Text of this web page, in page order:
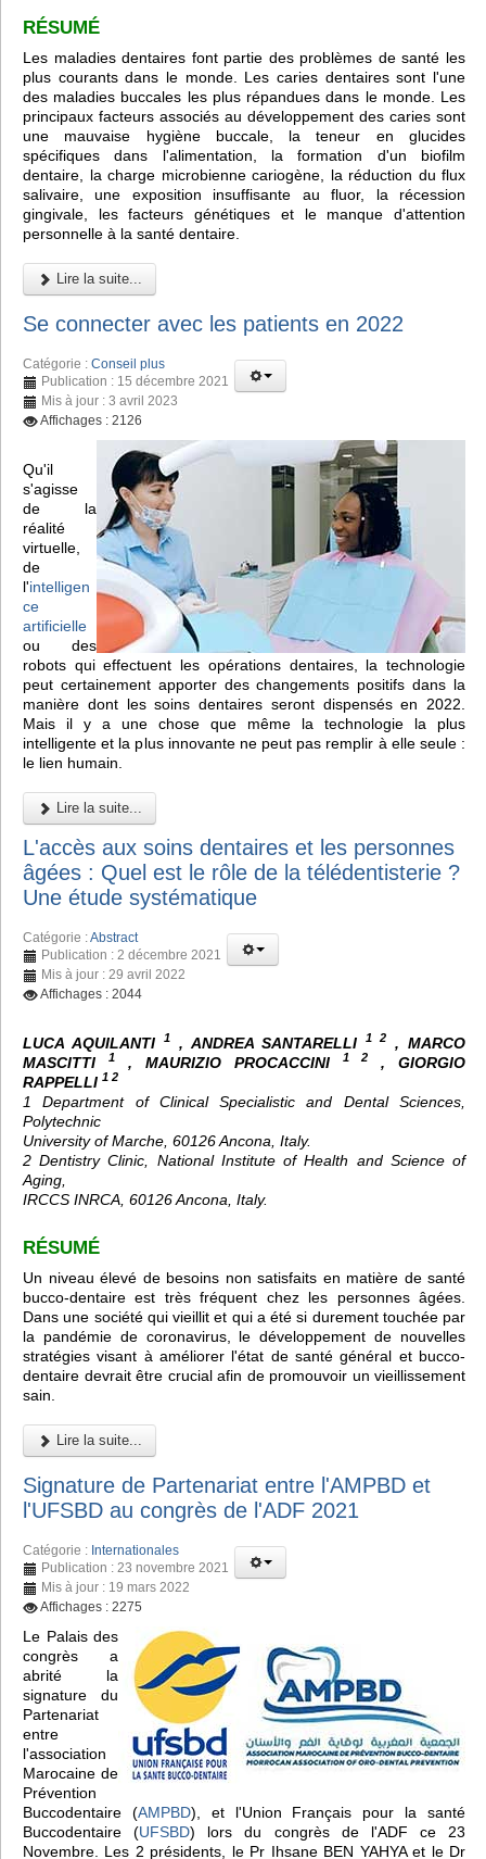
RÉSUMÉ
Les maladies dentaires font partie des problèmes de santé les
plus courants dans le monde. Les caries dentaires sont l'une
des maladies buccales les plus répandues dans le monde. Les
principaux facteurs associés au développement des caries sont
une mauvaise hygiène buccale, la teneur en glucides
spécifiques dans l'alimentation, la formation d'un biofilm
dentaire, la charge microbienne cariogène, la réduction du flux
salivaire, une exposition insuffisante au fluor, la récession
gingivale, les facteurs génétiques et le manque d'attention
personnelle à la santé dentaire.
Lire la suite...
Se connecter avec les patients en 2022
Catégorie : Conseil plus
Publication : 15 décembre 2021
Mis à jour : 3 avril 2023
Affichages : 2126
Qu'il
s'agisse
de la
réalité
virtuelle,
de
l'intelligen
ce
artificielle
ou des
robots qui effectuent les opérations dentaires, la technologie
peut certainement apporter des changements positifs dans la
manière dont les soins dentaires seront dispensés en 2022.
Mais il y a une chose que même la technologie la plus
intelligente et la plus innovante ne peut pas remplir à elle seule :
le lien humain.
Lire la suite...
L'accès aux soins dentaires et les personnes
âgées : Quel est le rôle de la télédentisterie ?
Une étude systématique
Catégorie :Abstract
Publication : 2 décembre 2021
Mis à jour : 29 avril 2022
Affichages : 2044
LUCA AQUILANTI 1, ANDREA SANTARELLI1 2
, MARCO
MASCITTI
1 , MAURIZIO PROCACCINI 1 2
, GIORGIO
RAPPELLI 1 2
1 Department of Clinical Specialistic and Dental Sciences,
Polytechnic
University of Marche, 60126 Ancona, Italy.
2 Dentistry Clinic, National Institute of Health and Science of
Aging,
IRCCS INRCA, 60126 Ancona, Italy.
RÉSUMÉ
Un niveau élevé de besoins non satisfaits en matière de santé
bucco-dentaire est très fréquent chez les personnes âgées.
Dans une société qui vieillit et qui a été si durement touchée par
la pandémie de coronavirus, le développement de nouvelles
stratégies visant à améliorer l'état de santé général et bucco-
dentaire devrait être crucial afin de promouvoir un vieillissement
sain.
Lire la suite...
Signature de Partenariat entre l'AMPBD et
l'UFSBD au congrès de l'ADF 2021
Catégorie : Internationales
Publication : 23 novembre 2021
Mis à jour : 19 mars 2022
Affichages : 2275
Le Palais des
congrès a
abrité la
signature du
Partenariat
entre
l'association
Marocaine de
Prévention
Buccodentaire (AMPBD), et l'Union Français pour la santé
Buccodentaire (UFSBD) lors du congrès de l'ADF ce 23
Novembre. Les 2 présidents, le Pr Ihsane BEN YAHYA et le Dr